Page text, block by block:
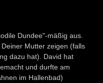
Dundee"-mäßig aus.
Mutter zeigen (falls
dazu hat). David hat
und durfte am
im Hallenbad)